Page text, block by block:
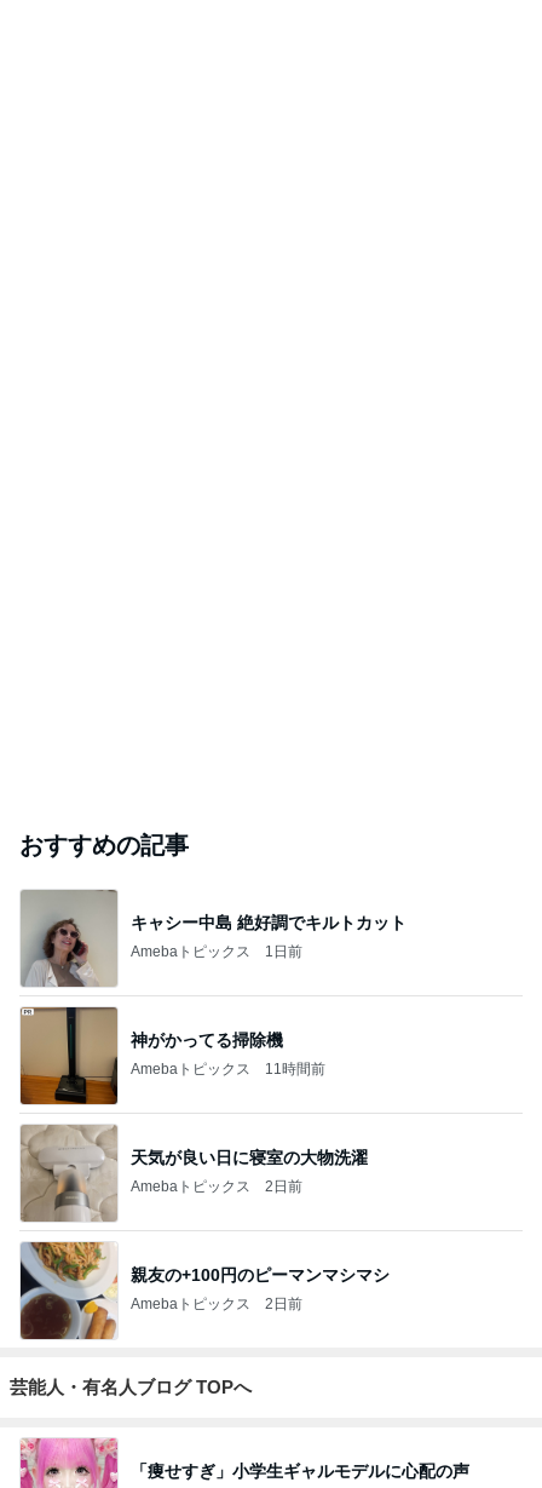
おすすめの記事
キャシー中島 絶好調でキルトカット
Amebaトピックス 1日前
神がかってる掃除機
Amebaトピックス 11時間前
天気が良い日に寝室の大物洗濯
Amebaトピックス 2日前
親友の+100円のピーマンマシマシ
Amebaトピックス 2日前
芸能人・有名人ブログ TOPへ
「痩せすぎ」小学生ギャルモデルに心配の声